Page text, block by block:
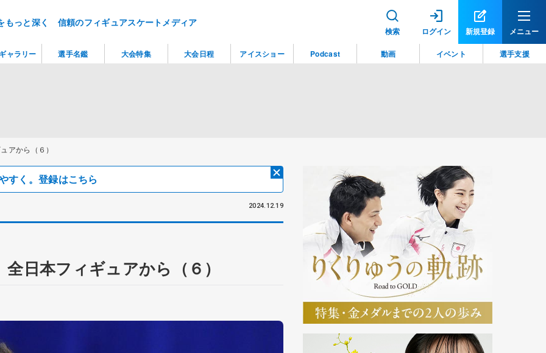
もっと深く 信頼のフィギュアスケートメディア
検索 ログイン 新規登録 メニュー
アから（６）
すく。登録はこちら
2024.12.19
日本フィギュアから（６）
ャラリー 選手名鑑 大会特集 大会日程 アイスショー Podcast 動画 イベント 選手支援